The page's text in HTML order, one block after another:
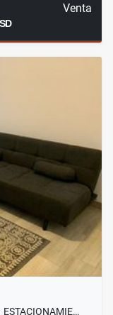
Venta
ESTACIONAMIE…